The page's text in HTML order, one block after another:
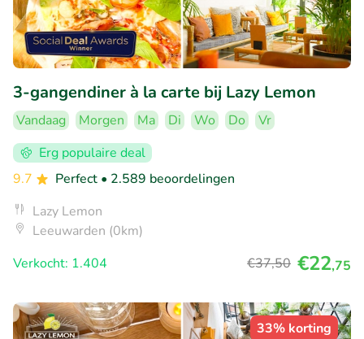
3-gangendiner à la carte bij Lazy Lemon
Vandaag Morgen Ma Di Wo Do
Vr
Erg populaire deal
9.7
Perfect • 2.589 beoordelingen
Lazy Lemon
Leeuwarden (0km)
Verkocht: 1.404
€37,50 €22,75
33% korting